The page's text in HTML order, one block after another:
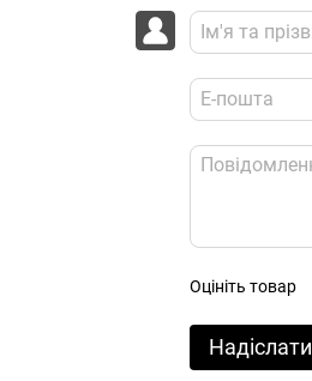
Оцініть товар
Надіслати